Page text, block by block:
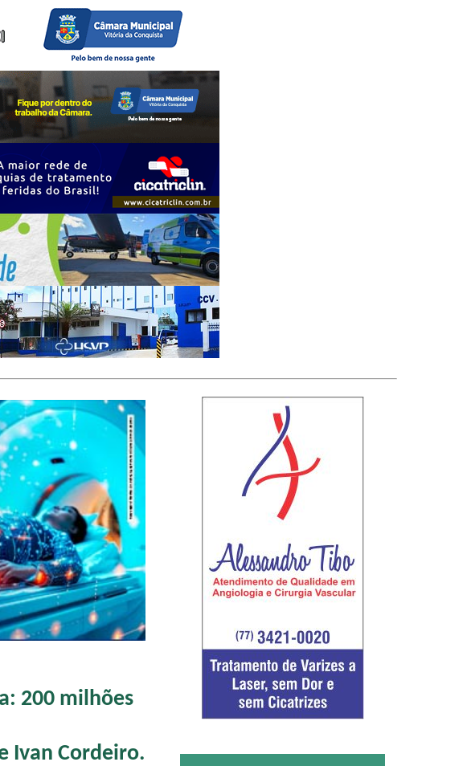
200 milhões
Ivan Cordeiro.